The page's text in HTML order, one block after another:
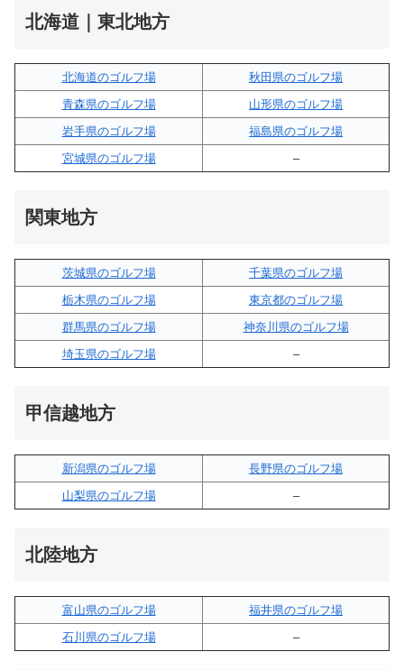
北海道｜東北地方
北海道のゴルフ場
秋田県のゴルフ場
青森県のゴルフ場
山形県のゴルフ場
岩手県のゴルフ場
福島県のゴルフ場
宮城県のゴルフ場
–
関東地方
茨城県のゴルフ場
千葉県のゴルフ場
栃木県のゴルフ場
東京都のゴルフ場
群馬県のゴルフ場
神奈川県のゴルフ場
埼玉県のゴルフ場
–
甲信越地方
新潟県のゴルフ場
長野県のゴルフ場
山梨県のゴルフ場
–
北陸地方
富山県のゴルフ場
福井県のゴルフ場
石川県のゴルフ場
–